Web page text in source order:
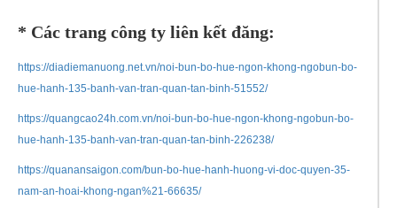
* Các trang công ty liên kết đăng:
https://diadiemanuong.net.vn/noi-bun-bo-hue-ngon-khong-ngobun-bo-
hue-hanh-135-banh-van-tran-quan-tan-binh-51552/
https://quangcao24h.com.vn/noi-bun-bo-hue-ngon-khong-ngobun-bo-
hue-hanh-135-banh-van-tran-quan-tan-binh-226238/
https://quanansaigon.com/bun-bo-hue-hanh-huong-vi-doc-quyen-35-
nam-an-hoai-khong-ngan%21-66635/